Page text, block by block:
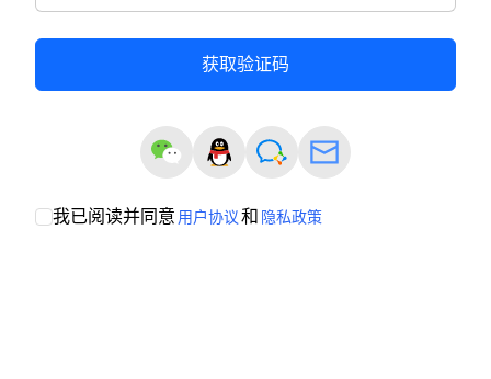
获取验证码
我已阅读并同意 用户协议和 隐私政策